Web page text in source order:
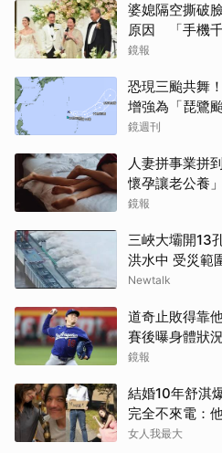
婆媳隔空撕破
原因 「手機千
離開嗎？
鏡報
恐現三颱共舞
增強為「琵鷺颱
鏡週刊
人妻拼事業拼
懷孕讓老公養
鏡報
三峽大壩開13
洪水中 受災範
Newtalk
道奇止敗得靠
賽後曝身體狀況
鏡報
結婚10年舒淇
完全不來電：
女人我最大